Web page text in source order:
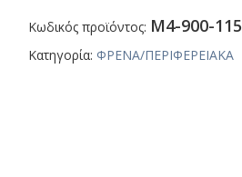
Κωδικός προϊόντος: Μ4-900-115
Κατηγορία: ΦΡΕΝΑ/ΠΕΡΙΦΕΡΕΙΑΚΑ